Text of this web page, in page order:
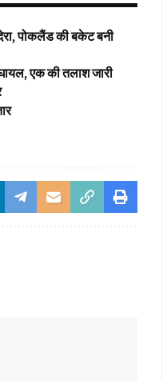
पोकलैंड की बकेट बनी
घायल, एक की तलाश जारी